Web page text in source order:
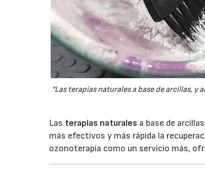
“Las terapias naturales a base de arcillas,
Las terapias naturales a base de
más efectivos y más rápida la
ozonoterapia como un servicio más,